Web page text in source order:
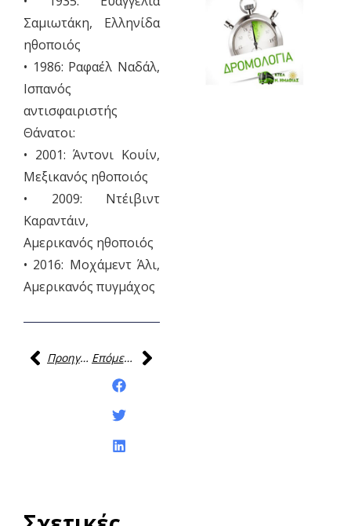
Σαμιωτάκη, Ελληνίδα
ηθοποιός
• 1986: Ραφαέλ Ναδάλ,
Ισπανός
αντισφαιριστής
Θάνατοι:
• 2001: Άντονι Κουίν,
Μεξικανός ηθοποιός
• 2009: Ντέιβιντ
Καραντάιν,
Αμερικανός ηθοποιός
• 2016: Μοχάμεντ Άλι,
Αμερικανός πυγμάχος
Προηγούμενη
Επόμενη